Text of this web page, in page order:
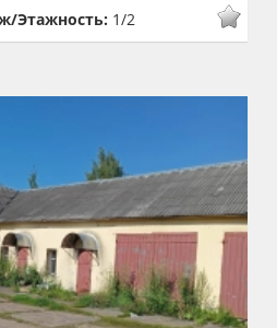
Этажность: 1/2